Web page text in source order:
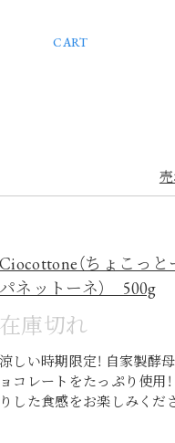
INFOCART
Ciocottone（ちょこっ
パネットーネ） 500g
涼しい時期限定！ 自家製酵
ョコレートをたっぷり使用
りした食感をお楽しみくだ
在庫切れ